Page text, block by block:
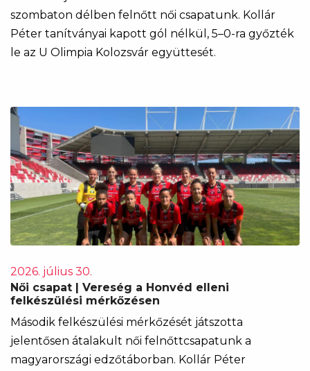
szombaton délben felnőtt női csapatunk. Kollár
Péter tanítványai kapott gól nélkül, 5–0-ra győzték
le az U Olimpia Kolozsvár együttesét.
2026. július 30.
Női csapat | Vereség a Honvéd elleni
felkészülési mérkőzésen
Második felkészülési mérkőzését játszotta
jelentősen átalakult női felnőttcsapatunk a
magyarországi edzőtáborban. Kollár Péter